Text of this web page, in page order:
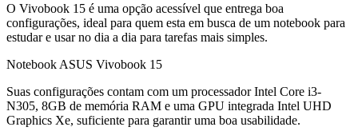
O Vivobook 15 é uma opção acessível que entrega boa
configurações, ideal para quem esta em busca de um notebook para
estudar e usar no dia a dia para tarefas mais simples.
Notebook ASUS Vivobook 15
Suas configurações contam com um processador Intel Core i3-
N305, 8GB de memória RAM e uma GPU integrada Intel UHD
Graphics Xe, suficiente para garantir uma boa usabilidade.